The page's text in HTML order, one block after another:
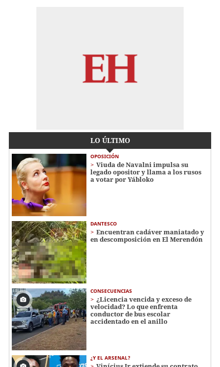
LO ÚLTIMO
OPOSICIÓN
Viuda de Navalni impulsa su
legado opositor y llama a los rusos
a votar por Yábloko
DANTESCO
Encuentran cadáver maniatado y
en descomposición en El Merendón
CONSECUENCIAS
¿Licencia vencida y exceso de
velocidad? Lo que enfrenta
conductor de bus escolar
accidentado en el anillo
¿Y EL ARSENAL?